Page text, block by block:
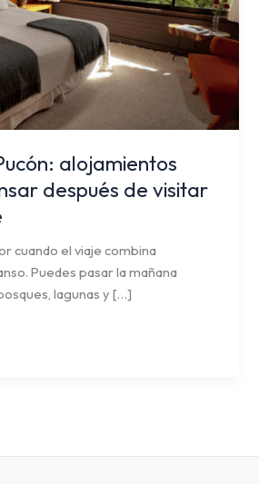
alojamientos
después de visitar
cuando el viaje combina
Puedes pasar la mañana
lagunas y […]